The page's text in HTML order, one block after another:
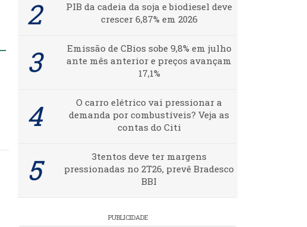
PIB da cadeia da soja e biodiesel deve
crescer 6,87% em 2026
Emissão de CBios sobe 9,8% em julho
ante mês anterior e preços avançam
17,1%
O carro elétrico vai pressionar a
demanda por combustíveis? Veja as
contas do Citi
3tentos deve ter margens
pressionadas no 2T26, prevê Bradesco
BBI
PUBLICIDADE